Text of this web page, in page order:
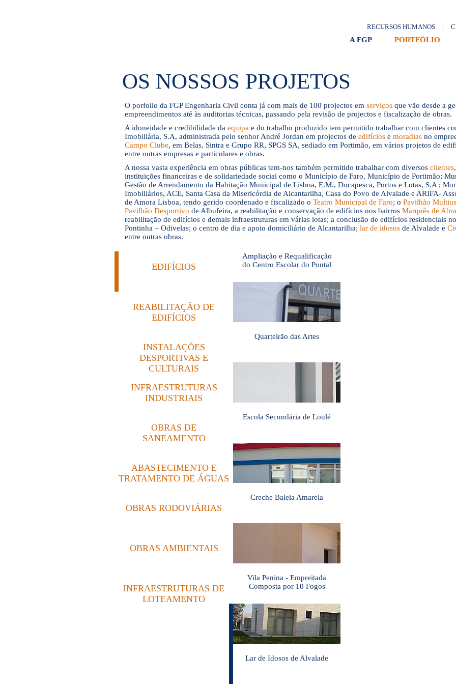
RECURSOS HUMANOS |
A FGP PORTFÓLIO
OS NOSSOS PROJETOS
O porfolio da FGP Engenharia Civil conta já com mais de 100 projectos em serviços que vão desde a
empreendimentos até às auditorias técnicas, passando pela revisão de projectos e fiscalização de obras.
A idoneidade e credibilidade da equipa e do trabalho produzido tem permitido trabalhar com clientes
Imobiliária, S.A, administrada pelo senhor André Jordan em projectos de edifícios e moradias no
Campo Clube, em Belas, Sintra e Grupo RR, SPGS SA, sediado em Portimão, em vários projetos de
entre outras empresas e particulares e obras.
A nossa vasta experiência em obras públicas tem-nos também permitido trabalhar com diversos clientes
instituições financeiras e de solidariedade social como o Município de Faro, Município de Portimão;
Gestão de Arrendamento da Habitação Municipal de Lisboa, E.M., Docapesca, Portos e Lotas, S.A ;
Imobiliários, ACE, Santa Casa da Misericórdia de Alcantarilha, Casa do Povo de Alvalade e ARIFA-
de Amora Lisboa, tendo gerido coordenado e fiscalizado o Teatro Municipal de Faro; o Pavilhão
Pavilhão Desportivo de Albufeira, a reabilitação e conservação de edifícios nos bairros Marquês de
reabilitação de edifícios e demais infraestruturas em várias lotas; a conclusão de edifícios residenciais
Pontinha – Odivelas; o centro de dia e apoio domiciliário de Alcantarilha; lar de idosos de Alvalade e
entre outras obras.
EDIFÍCIOS
REABILITAÇÃO DE
EDIFÍCIOS
INSTALAÇÕES
DESPORTIVAS E
CULTURAIS
INFRAESTRUTURAS
INDUSTRIAIS
OBRAS DE
SANEAMENTO
ABASTECIMENTO E
TRATAMENTO DE ÁGUAS
OBRAS RODOVIÁRIAS
OBRAS AMBIENTAIS
INFRAESTRUTURAS DE
LOTEAMENTO
Feiras e Exposições de
Portimão
Edifício de Habitação
Comércio e Serviços,
designado Edifício Oriente
Ampliação e Requalificação
do Centro Escolar do Pontal
Quarteirão das Artes
Escola Secundária de Loulé
Creche Baleia Amarela
Vila Penina - Empreitada
Composta por 10 Fogos
Lar de Idosos de Alvalade